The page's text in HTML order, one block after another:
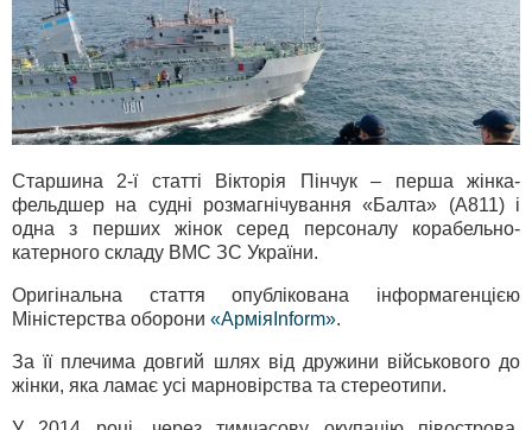
Старшина 2-ї статті Вікторія Пінчук – перша жінка-
фельдшер на судні розмагнічування «Балта» (A811) і
одна з перших жінок серед персоналу корабельно-
катерного складу ВМС ЗС України.
Оригінальна стаття опублікована інформагенцією
Міністерства оборони «АрміяInform».
За її плечима довгий шлях від дружини військового до
жінки, яка ламає усі марновірства та стереотипи.